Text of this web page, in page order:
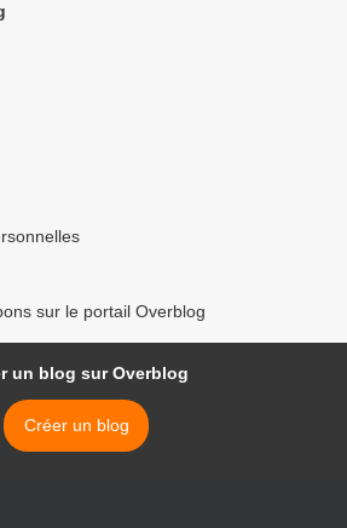
sur le portail Overblog
un blog sur Overblog
Créer un blog